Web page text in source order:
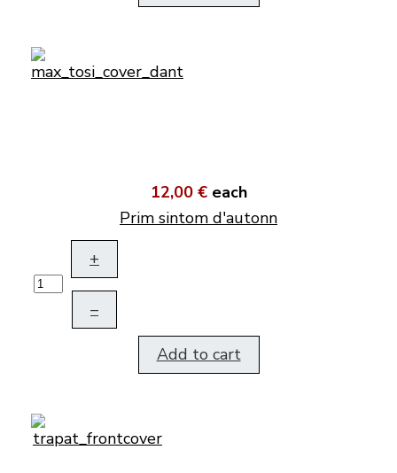
12,00 € each
Prim sintom d'autonn
+
–
Add to cart